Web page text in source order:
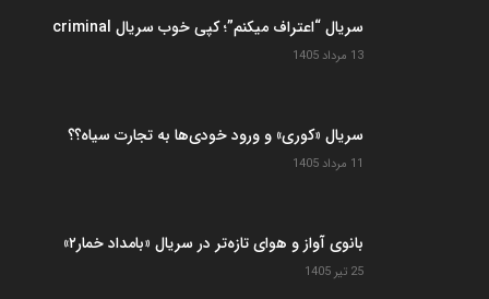
سریال “اعتراف میکنم”؛ کپی خوب سریال criminal
13 مرداد 1405
سریال «کوری» و ورود خودی‌ها به تجارت سیاه؟؟
11 مرداد 1405
بانوی آواز و هوای تازه‌تر در سریال «بامداد خمار۲»
25 تیر 1405